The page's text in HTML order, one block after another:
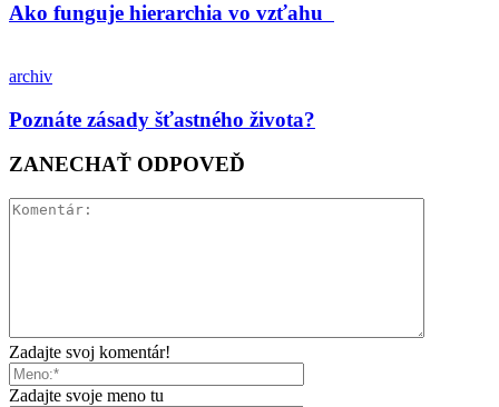
Ako funguje hierarchia vo vzťahu
archiv
Poznáte zásady šťastného života?
ZANECHAŤ ODPOVEĎ
Zadajte svoj komentár!
Zadajte svoje meno tu